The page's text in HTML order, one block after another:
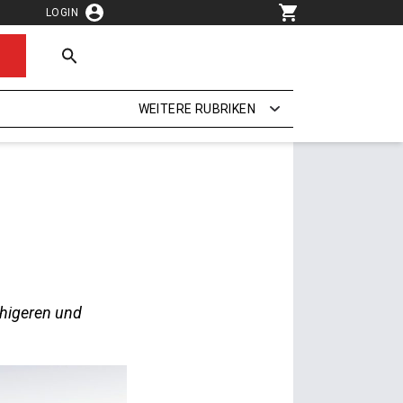
LOGIN
WEITERE RUBRIKEN
und